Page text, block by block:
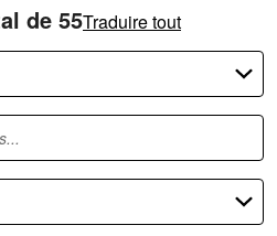
total de 55Traduire tout